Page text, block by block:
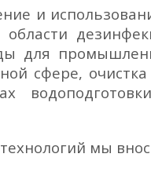
и
для
сфере,
мы